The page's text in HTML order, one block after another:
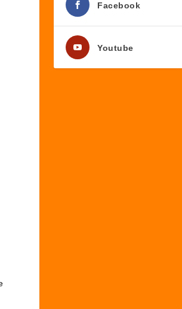
Facebook
Youtube